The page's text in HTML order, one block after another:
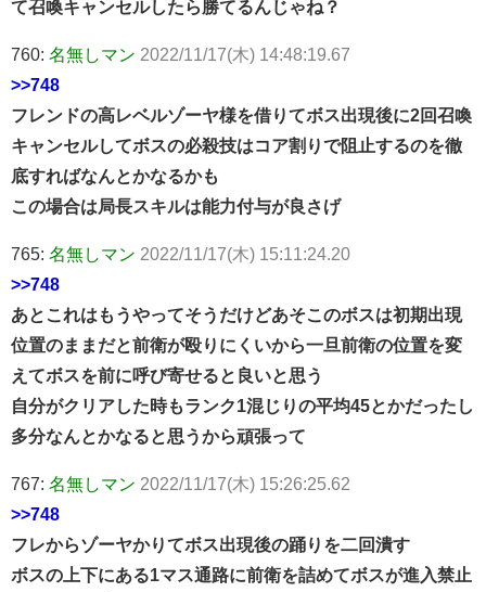
て召喚キャンセルしたら勝てるんじゃね？
760: 名無しマン 2022/11/17(木) 14:48:19.67
>>748
フレンドの高レベルゾーヤ様を借りてボス出現後に2回召喚
キャンセルしてボスの必殺技はコア割りで阻止するのを徹
底すればなんとかなるかも
この場合は局長スキルは能力付与が良さげ
765: 名無しマン 2022/11/17(木) 15:11:24.20
>>748
あとこれはもうやってそうだけどあそこのボスは初期出現
位置のままだと前衛が殴りにくいから一旦前衛の位置を変
えてボスを前に呼び寄せると良いと思う
自分がクリアした時もランク1混じりの平均45とかだったし
多分なんとかなると思うから頑張って
767: 名無しマン 2022/11/17(木) 15:26:25.62
>>748
フレからゾーヤかりてボス出現後の踊りを二回潰す
ボスの上下にある1マス通路に前衛を詰めてボスが進入禁止